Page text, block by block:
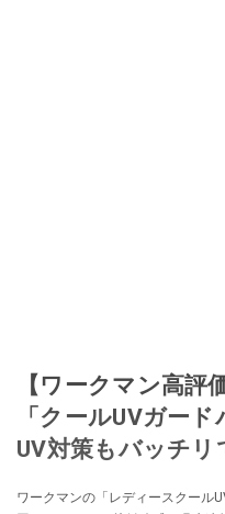
【ワークマン高評
「クールUVガー
UV対策もバッチリ
ワークマンの「レディースクール